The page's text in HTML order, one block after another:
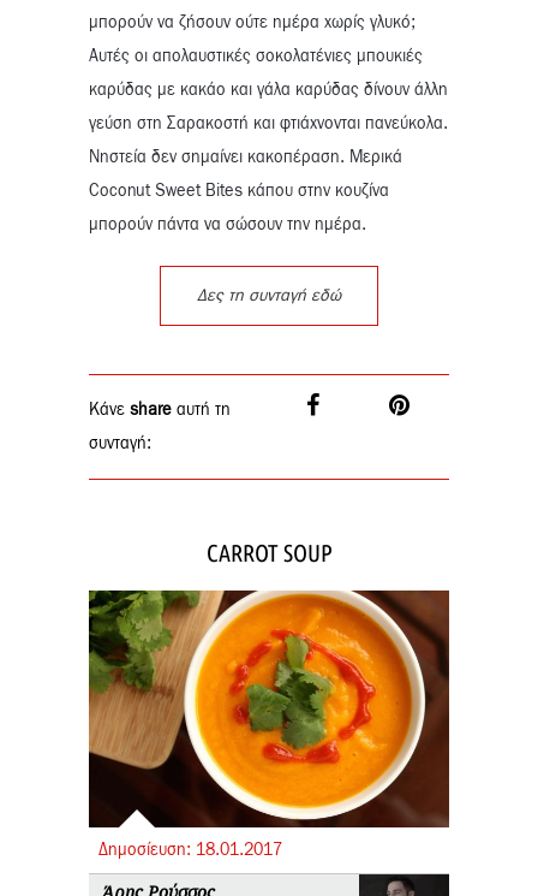
μπορούν να ζήσουν ούτε ημέρα χωρίς γλυκό;
Αυτές οι απολαυστικές σοκολατένιες μπουκιές
καρύδας με κακάο και γάλα καρύδας δίνουν άλλη
γεύση στη Σαρακοστή και φτιάχνονται πανεύκολα.
Νηστεία δεν σημαίνει κακοπέραση. Μερικά
Coconut Sweet Bites κάπου στην κουζίνα
μπορούν πάντα να σώσουν την ημέρα.
Δες τη συνταγή εδώ
Κάνε share αυτή τη
συνταγή:
CARROT SOUP
Δημοσίευση: 18.01.2017